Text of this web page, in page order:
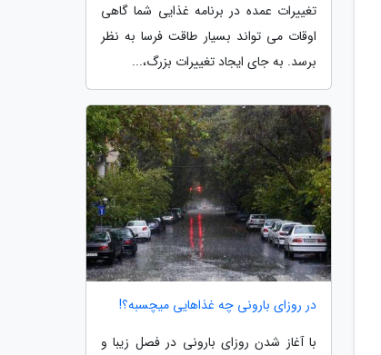
تغییرات عمده در برنامه غذایی شما گاهی
اوقات می تواند بسیار طاقت فرسا به نظر
برسد. به جای ایجاد تغییرات بزرگ،...
در روزای بارونی چه غذاهایی میچسبه؟!
با آغاز شدن روزای بارونی در فصل زیبا و